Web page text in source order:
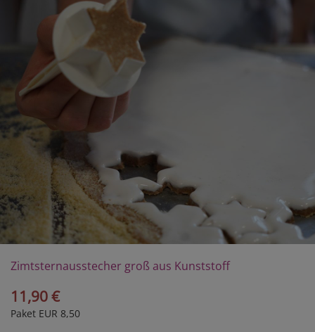
Zimtsternausstecher groß aus Kunststoff
11,90 €
Paket EUR 8,50